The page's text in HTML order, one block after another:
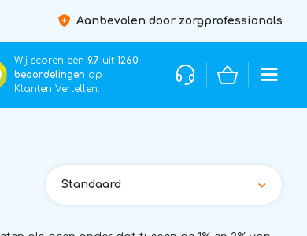
Aanbevolen door zorgprofessionals
Wij scoren een 9.7 uit 1260
beoordelingen op
Klanten Vertellen.
Standaard